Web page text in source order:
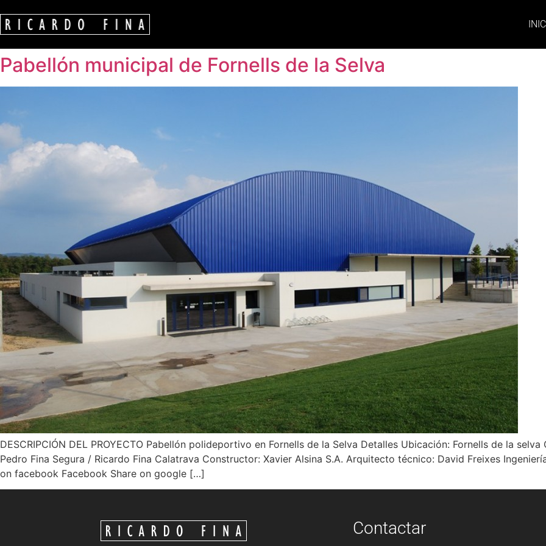
Pabellón municipal de Fornells de la Selva
DESCRIPCIÓN DEL PROYECTO Pabellón polideportivo en Fornells de la Selva Detalles Ubicación: Fornells de la
Pedro Fina Segura / Ricardo Fina Calatrava Constructor: Xavier Alsina S.A. Arquitecto técnico: David Freixes
on facebook Facebook Share on google […]
Contactar